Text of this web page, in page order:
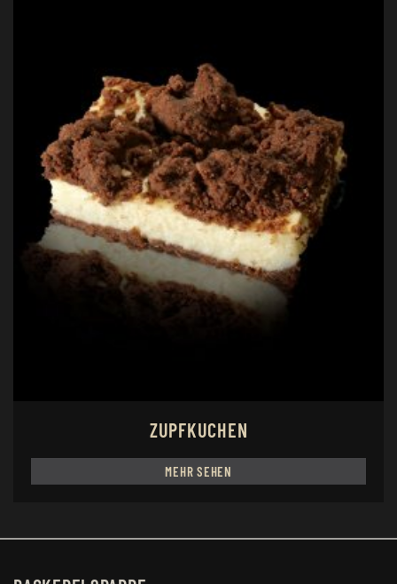
ZUPFKUCHEN
MEHR SEHEN